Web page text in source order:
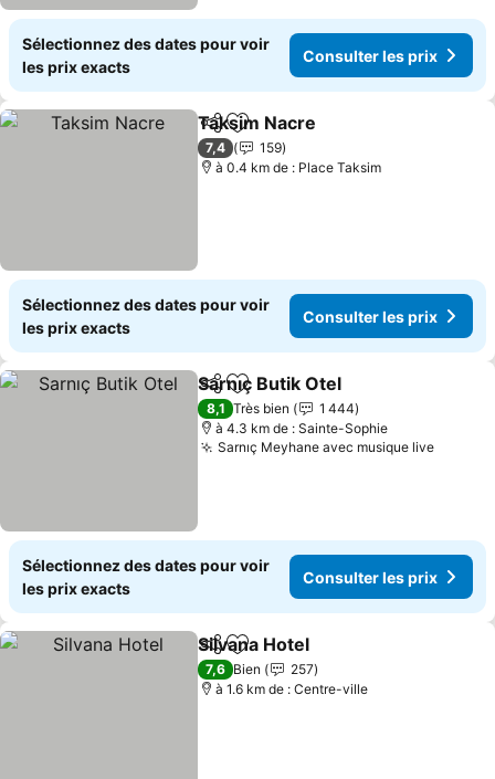
Sélectionnez des dates pour voir
les prix exacts
Consulter les prix
PartagerAjouter à mes favoris
Taksim Nacre
7,4
159
à 0.4 km de : Place Taksim
Sélectionnez des dates pour voir
les prix exacts
Consulter les prix
PartagerAjouter à mes favoris
Sarnıç Butik Otel
8,1 Très bien
1 444
à 4.3 km de : Sainte-Sophie
Sarnıç Meyhane avec musique live
Sélectionnez des dates pour voir
les prix exacts
Consulter les prix
PartagerAjouter à mes favoris
Silvana Hotel
7,6 Bien
257
à 1.6 km de : Centre-ville